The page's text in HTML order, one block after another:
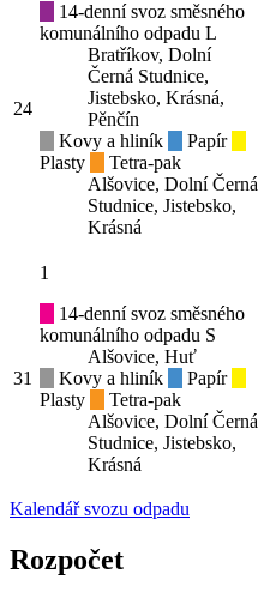
24
14-denní svoz směsného
komunálního odpadu L
Bratříkov, Dolní
Černá Studnice,
Jistebsko, Krásná,
Pěnčín
Kovy a hliník
Papír
Plasty
Tetra-pak
Alšovice, Dolní Černá
Studnice, Jistebsko,
Krásná
31
1
14-denní svoz směsného
komunálního odpadu S
Alšovice, Huť
Kovy a hliník
Papír
Plasty
Tetra-pak
Alšovice, Dolní Černá
Studnice, Jistebsko,
Krásná
Kalendář svozu odpadu
Rozpočet